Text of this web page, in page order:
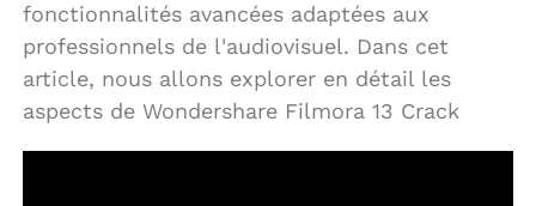
fonctionnalités avancées adaptées aux
professionnels de l'audiovisuel. Dans cet
article, nous allons explorer en détail les
aspects de Wondershare Filmora 13 Crack